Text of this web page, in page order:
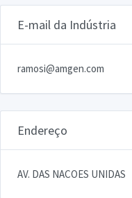
E-mail da Indústria
ramosi@amgen.com
Endereço
AV. DAS NACOES UNIDAS